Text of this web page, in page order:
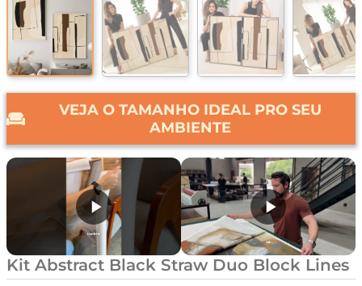
VEJA O TAMANHO IDEAL PRO SEU
AMBIENTE
Kit Abstract Black Straw Duo Block Lines